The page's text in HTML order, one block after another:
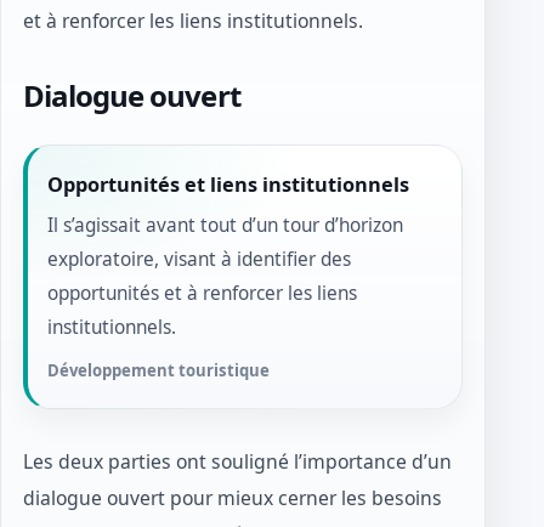
et à renforcer les liens institutionnels.
Dialogue ouvert
Opportunités et liens institutionnels
Il s’agissait avant tout d’un tour d’horizon
exploratoire, visant à identifier des
opportunités et à renforcer les liens
institutionnels.
Développement touristique
Les deux parties ont souligné l’importance d’un
dialogue ouvert pour mieux cerner les besoins